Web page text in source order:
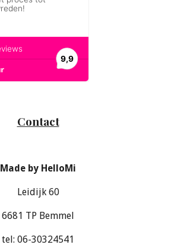
Contact
Made by HelloMi
Leidijk 60
6681 TP Bemmel
tel: 06-30324541